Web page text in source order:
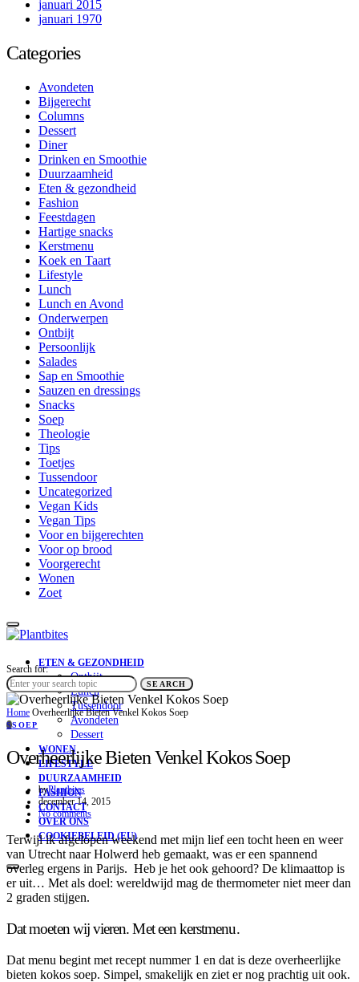
januari 2015
januari 1970
Categories
Avondeten
Bijgerecht
Columns
Dessert
Diner
Drinken en Smoothie
Duurzaamheid
Eten & gezondheid
Fashion
Feestdagen
Hartige snacks
Kerstmenu
Koek en Taart
Lifestyle
Lunch
Lunch en Avond
Onderwerpen
Ontbijt
Persoonlijk
Salades
Sap en Smoothie
Sauzen en dressings
Snacks
Soep
Theologie
Tips
Toetjes
Tussendoor
Uncategorized
Vegan Kids
Vegan Tips
Voor en bijgerechten
Voor op brood
Voorgerecht
Wonen
Zoet
ETEN & GEZONDHEID
Ontbijt
Lunch
Tussendoor
Avondeten
Dessert
WONEN
LIFESTYLE
DUURZAAMHEID
FASHION
CONTACT
OVER ONS
COOKIEBELEID (EU)
Search for:
SEARCH
Home Overheerlijke Bieten Venkel Kokos Soep
SSOEP
Overheerlijke Bieten Venkel Kokos Soep
byPlantbites
december 14, 2015
No comments
Terwijl ik afgelopen weekend met mijn lief een tocht heen en weer
van Utrecht naar Holwerd heb gemaakt, was er een spannend
overleg ergens in Parijs. Heb je het ook gehoord? De klimaattop is
er uit… Met als doel: wereldwijd mag de thermometer niet meer dan
2 graden stijgen.
Dat moeten wij vieren. Met een kerstmenu.
Dat menu begint met recept nummer 1 en dat is deze overheerlijke
bieten kokos soep. Simpel, smakelijk en ziet er nog prachtig uit ook.